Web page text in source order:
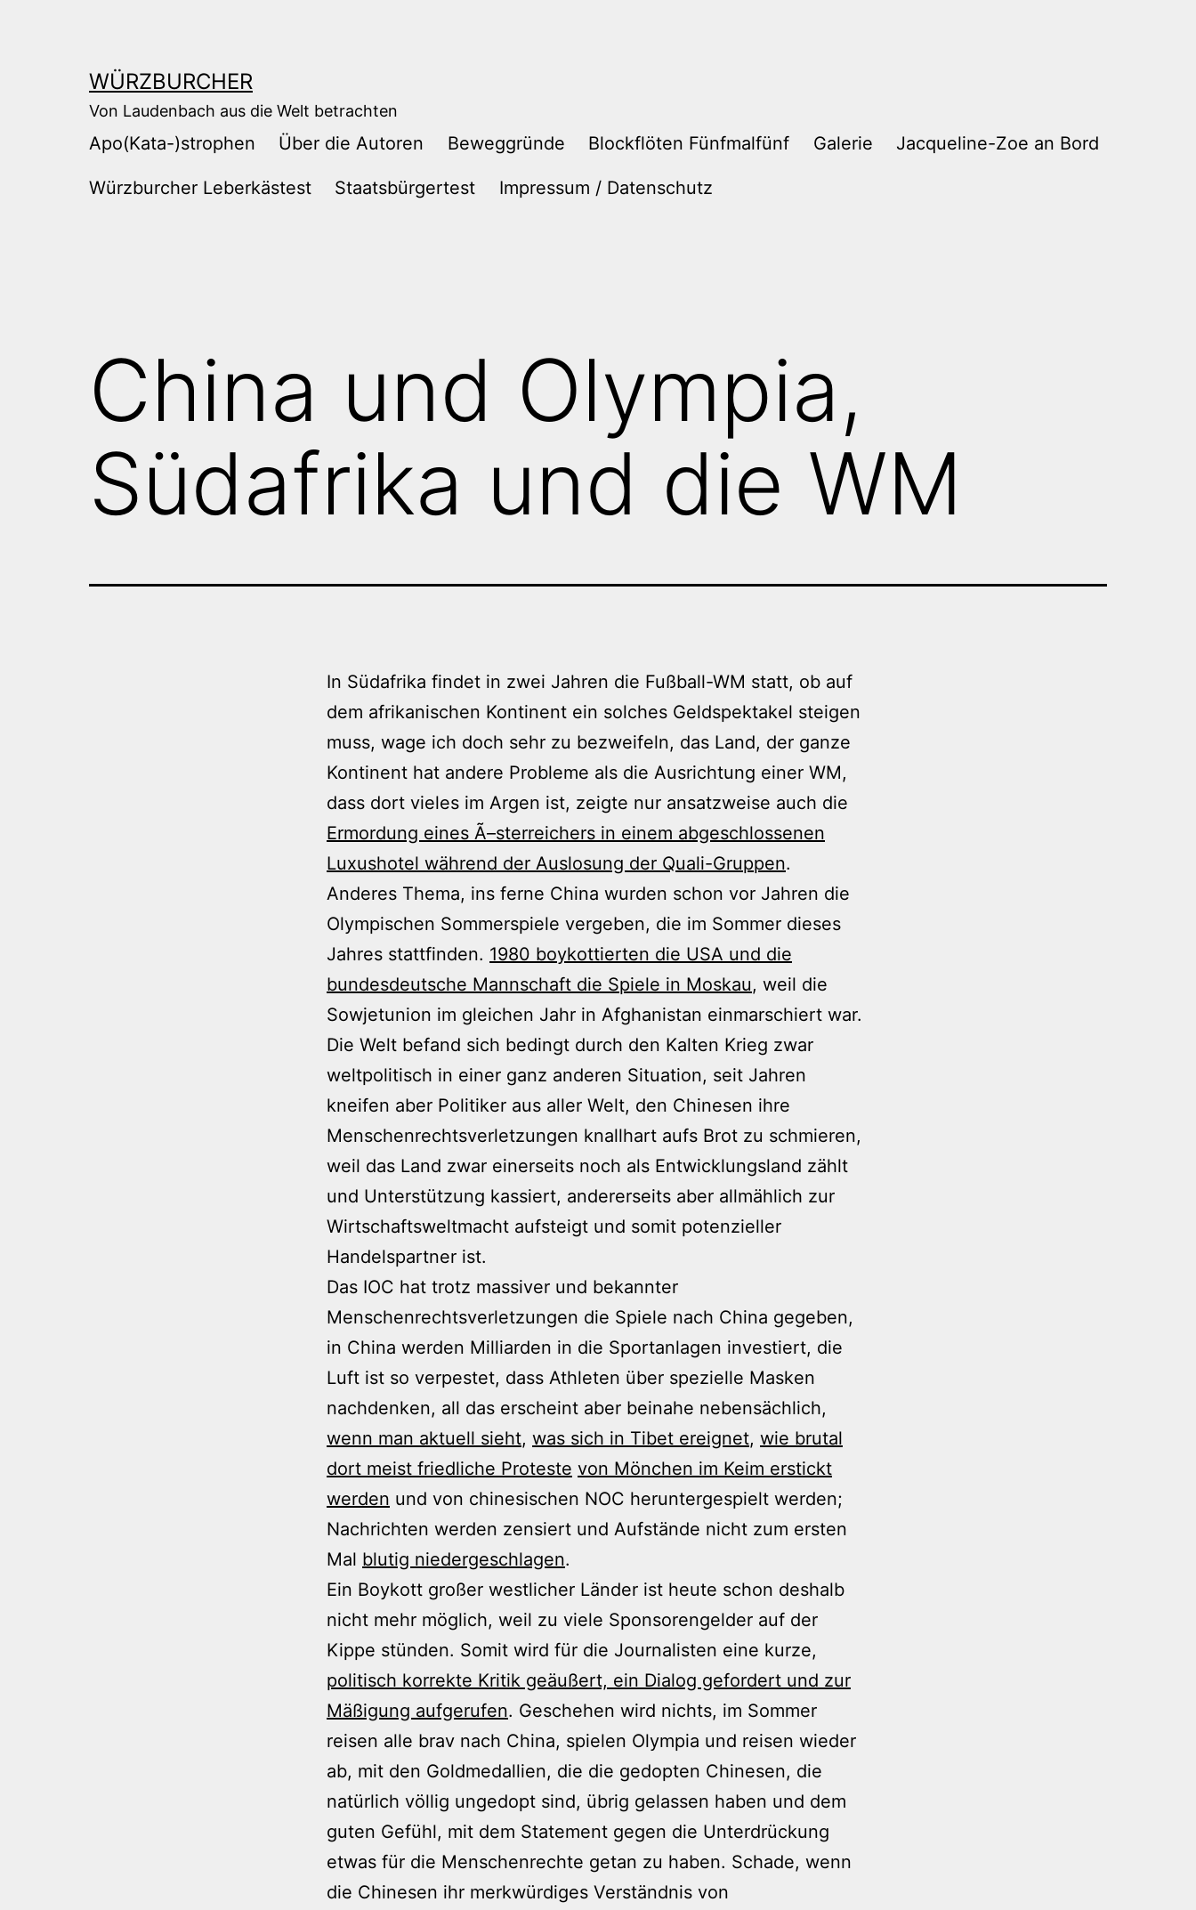
WÜRZBURCHER
Von Laudenbach aus die Welt betrachten
Apo(Kata-)strophen Über die Autoren Beweggründe Blockflöten Fünfmalfünf Galerie Jacqueline-Zoe an Bord
Würzburcher Leberkästest Staatsbürgertest Impressum / Datenschutz
China und Olympia,
Südafrika und die WM
In Südafrika findet in zwei Jahren die Fußball-WM statt, ob auf
dem afrikanischen Kontinent ein solches Geldspektakel steigen
muss, wage ich doch sehr zu bezweifeln, das Land, der ganze
Kontinent hat andere Probleme als die Ausrichtung einer WM,
dass dort vieles im Argen ist, zeigte nur ansatzweise auch die
Ermordung eines Ã–sterreichers in einem abgeschlossenen
Luxushotel während der Auslosung der Quali-Gruppen.
Anderes Thema, ins ferne China wurden schon vor Jahren die
Olympischen Sommerspiele vergeben, die im Sommer dieses
Jahres stattfinden. 1980 boykottierten die USA und die
bundesdeutsche Mannschaft die Spiele in Moskau, weil die
Sowjetunion im gleichen Jahr in Afghanistan einmarschiert war.
Die Welt befand sich bedingt durch den Kalten Krieg zwar
weltpolitisch in einer ganz anderen Situation, seit Jahren
kneifen aber Politiker aus aller Welt, den Chinesen ihre
Menschenrechtsverletzungen knallhart aufs Brot zu schmieren,
weil das Land zwar einerseits noch als Entwicklungsland zählt
und Unterstützung kassiert, andererseits aber allmählich zur
Wirtschaftsweltmacht aufsteigt und somit potenzieller
Handelspartner ist.
Das IOC hat trotz massiver und bekannter
Menschenrechtsverletzungen die Spiele nach China gegeben,
in China werden Milliarden in die Sportanlagen investiert, die
Luft ist so verpestet, dass Athleten über spezielle Masken
nachdenken, all das erscheint aber beinahe nebensächlich,
wenn man aktuell sieht, was sich in Tibet ereignet, wie brutal
dort meist friedliche Proteste von Mönchen im Keim erstickt
werden und von chinesischen NOC heruntergespielt werden;
Nachrichten werden zensiert und Aufstände nicht zum ersten
Mal blutig niedergeschlagen.
Ein Boykott großer westlicher Länder ist heute schon deshalb
nicht mehr möglich, weil zu viele Sponsorengelder auf der
Kippe stünden. Somit wird für die Journalisten eine kurze,
politisch korrekte Kritik geäußert, ein Dialog gefordert und zur
Mäßigung aufgerufen. Geschehen wird nichts, im Sommer
reisen alle brav nach China, spielen Olympia und reisen wieder
ab, mit den Goldmedallien, die die gedopten Chinesen, die
natürlich völlig ungedopt sind, übrig gelassen haben und dem
guten Gefühl, mit dem Statement gegen die Unterdrückung
etwas für die Menschenrechte getan zu haben. Schade, wenn
die Chinesen ihr merkwürdiges Verständnis von